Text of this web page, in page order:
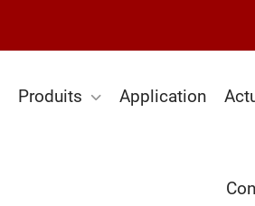
Produits Application